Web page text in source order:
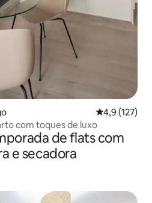
4,9 de uma
4,9 (127)
com toques de luxo
de flats com
e secadora